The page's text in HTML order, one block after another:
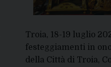
Troia, 18-19 luglio
festeggiamenti in
della Città di Troia,